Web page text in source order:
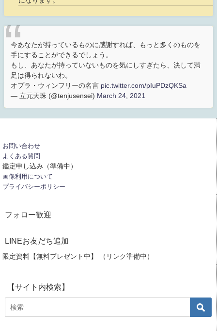
今あなたが持っているものに感謝すれば、もっと多くのものを
手にすることができるでしょう。
もし、あなたが持っていないものを気にしすぎたら、決して満
足は得られないわ。
オプラ・ウィンフリーの名言 pic.twitter.com/pIuPDzQKSa
— 立元天珠 (@tenjusensei) March 24, 2021
お問い合わせ
よくある質問
鑑定申し込み（準備中）
画像利用について
プライバシーポリシー
フォロー歓迎
LINEお友だち追加
限定資料【無料プレゼント中】 （リンク準備中）
【サイト内検索】